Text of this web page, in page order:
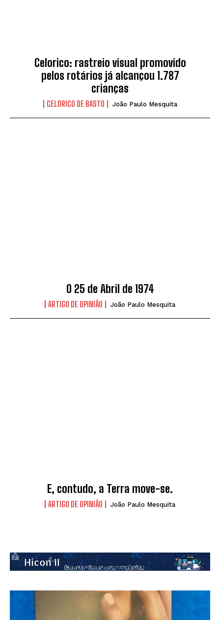
Celorico: rastreio visual promovido
pelos rotários já alcançou 1.787
crianças
CELORICO DE BASTO João Paulo Mesquita
O 25 de Abril de 1974
ARTIGO DE OPINIÃO João Paulo Mesquita
E, contudo, a Terra move-se.
ARTIGO DE OPINIÃO João Paulo Mesquita